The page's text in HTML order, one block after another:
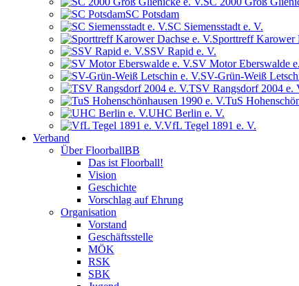
SC Potsdam
SC Siemensstadt e. V.
Sporttreff Karower
SSV Rapid e. V.
SV Motor Eberswalde
SV-Grün-Weiß
TSV Rangsdorf 2004 e.
TuS
UHC Berlin e. V.
VfL Tegel 1891 e. V.
Verband
Über FloorballBB
Das ist Floorball!
Vision
Geschichte
Vorschlag auf Ehrung
Organisation
Vorstand
Geschäftsstelle
MÖK
RSK
SBK